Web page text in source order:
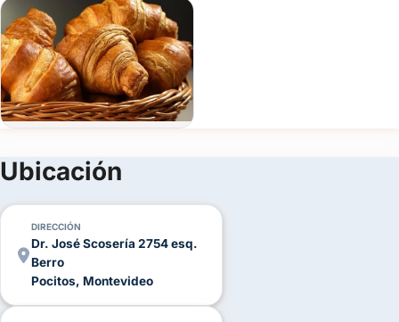
Ubicación
DIRECCIÓN
Dr. José Scosería 2754 esq.
Berro
Pocitos, Montevideo
Fecha
del
evento
Personas
del